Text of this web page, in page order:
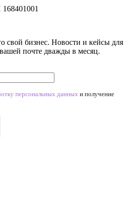
свой бизнес. Новости и кейсы для
почте дважды в месяц.
персональных данных и получение